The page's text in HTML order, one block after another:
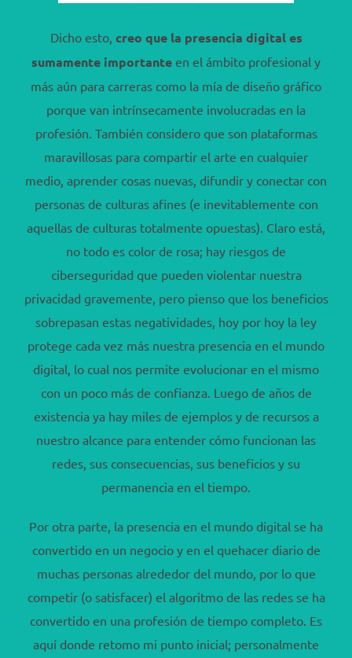
Dicho esto, creo que la presencia digital es
sumamente importante en el ámbito profesional y
más aún para carreras como la mía de diseño gráfico
porque van intrínsecamente involucradas en la
profesión. También considero que son plataformas
maravillosas para compartir el arte en cualquier
medio, aprender cosas nuevas, difundir y conectar con
personas de culturas afines (e inevitablemente con
aquellas de culturas totalmente opuestas). Claro está,
no todo es color de rosa; hay riesgos de
ciberseguridad que pueden violentar nuestra
privacidad gravemente, pero pienso que los beneficios
sobrepasan estas negatividades, hoy por hoy la ley
protege cada vez más nuestra presencia en el mundo
digital, lo cual nos permite evolucionar en el mismo
con un poco más de confianza. Luego de años de
existencia ya hay miles de ejemplos y de recursos a
nuestro alcance para entender cómo funcionan las
redes, sus consecuencias, sus beneficios y su
permanencia en el tiempo.
Por otra parte, la presencia en el mundo digital se ha
convertido en un negocio y en el quehacer diario de
muchas personas alrededor del mundo, por lo que
competir (o satisfacer) el algoritmo de las redes se ha
convertido en una profesión de tiempo completo. Es
aquí donde retomo mi punto inicial; personalmente